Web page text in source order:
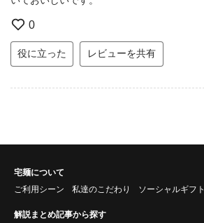
0
役に立った レビューを共有
宅麺について
ご利用シーン
私達のこだわり ソーシャルギフト
解説まとめ記事から探す